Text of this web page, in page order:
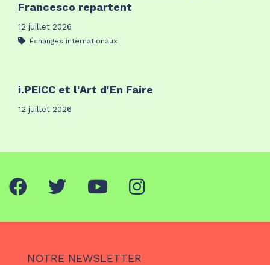
Francesco repartent
12 juillet 2026
Échanges internationaux
i.PEICC et l'Art d'En Faire
12 juillet 2026
NOTRE NEWSLETTER